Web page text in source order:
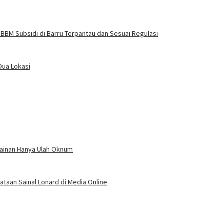
Subsidi di Barru Terpantau dan Sesuai Regulasi
Lokasi
Hanya Ulah Oknum
Sainal Lonard di Media Online